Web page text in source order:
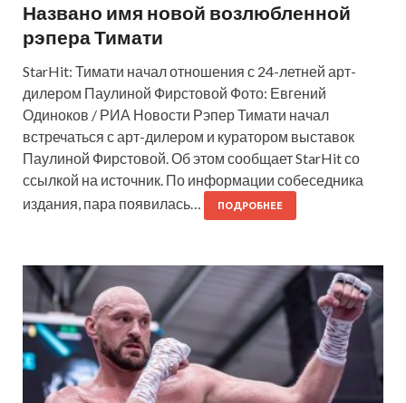
Названо имя новой возлюбленной
рэпера Тимати
StarHit: Тимати начал отношения с 24-летней арт-
дилером Паулиной Фирстовой Фото: Евгений
Одиноков / РИА Новости Рэпер Тимати начал
встречаться с арт-дилером и куратором выставок
Паулиной Фирстовой. Об этом сообщает StarHit со
ссылкой на источник. По информации собеседника
издания, пара появилась…
ПОДРОБНЕЕ